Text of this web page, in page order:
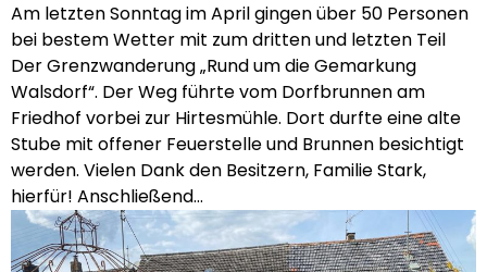
Am letzten Sonntag im April gingen über 50 Personen
bei bestem Wetter mit zum dritten und letzten Teil
Der Grenzwanderung „Rund um die Gemarkung
Walsdorf“. Der Weg führte vom Dorfbrunnen am
Friedhof vorbei zur Hirtesmühle. Dort durfte eine alte
Stube mit offener Feuerstelle und Brunnen besichtigt
werden. Vielen Dank den Besitzern, Familie Stark,
hierfür! Anschließend…